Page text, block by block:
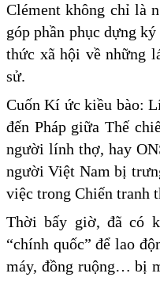
Clément không chỉ là
góp phần phục dựng
thức xã hội về những
sử.
Cuốn Kí ức kiều bào:
đến Pháp giữa Thế
người lính thợ, hay
người Việt Nam bị
việc trong Chiến tranh
Thời bấy giờ, đã có
“chính quốc” để lao
máy, đồng ruộng… bị